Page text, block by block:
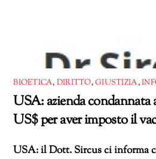
BIOETICA, DIRITTO,GIUSTIZIA,
USA: azienda condannata
US$ per aver imposto il
USA: il Dott. Sircus ci informa